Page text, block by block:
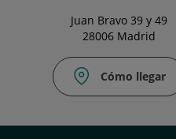
Juan Bravo 39 y 49
28006 Madrid
Cómo llegar